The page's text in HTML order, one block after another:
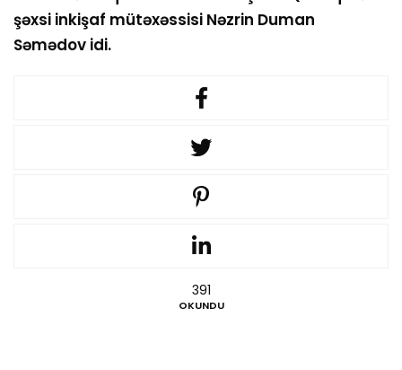
391
OKUNDU
şəxsi inkişaf mütəxəssisi Nəzrin Duman
Səmədov idi.